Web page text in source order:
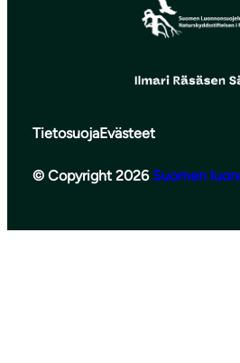
TietosuojaEvästeet
© Copyright 2026 Suomen